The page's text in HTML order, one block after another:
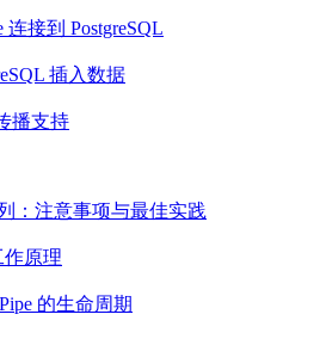
连接到 PostgreSQL
插入数据
播支持
：注意事项与最佳实践
原理
的生命周期